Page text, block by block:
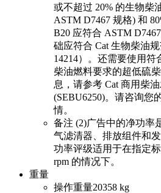
或不超过 20% 的生物柴
ASTM D7467 规格) 和
B20 应符合 ASTM
础应符合 Cat 生物柴油
14214）。还需要使用符
柴油燃料要求的超低硫
息，请参考 Cat 商用柴
(SEBU6250)。请咨询您
情。
备注 (2)广告中的净功率
气滤清器、排放组件和
功率评级适用于在指定
rpm 的情况下。
重量
操作重量20358 kg